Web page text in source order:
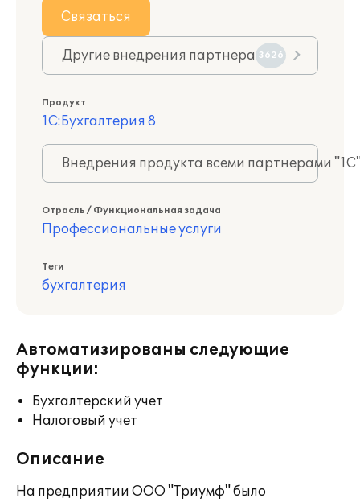
Связаться
Другие внедрения партнера 3626
Продукт
1С:Бухгалтерия 8
Внедрения продукта всеми партнерами
Отрасль / Функциональная задача
Профессиональные услуги
Теги
бухгалтерия
Автоматизированы следующие
функции:
Бухгалтерский учет
Налоговый учет
Описание
На предприятии ООО "Триумф" было